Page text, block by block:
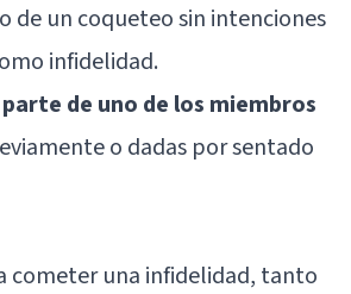
de un coqueteo sin intenciones
infidelidad.
de uno de los miembros
o dadas por sentado
cometer una infidelidad, tanto